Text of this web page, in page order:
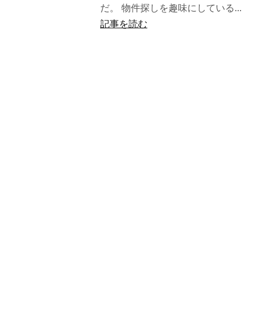
だ。 物件探しを趣味にしている...
記事を読む